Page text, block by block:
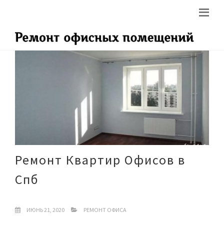
Ремонт Квартир Офисов в
Спб
ИЮНЬ 21, 2020 РЕМОНТ ОФИСА